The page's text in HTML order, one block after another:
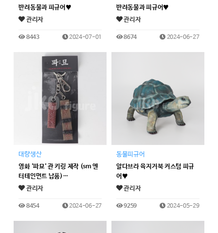
반려동물과 피규어♥
관리자
8443 2024-07-01
반려동물과 피규어♥
관리자
8674 2024-06-27
대량생산
영화 '파묘' 관 키링 제작 (sm 엔
터테인먼트 납품)…
관리자
8454 2024-06-27
동물피규어
알다브라 육지거북 커스텀 피규
어♥
관리자
9259 2024-05-29